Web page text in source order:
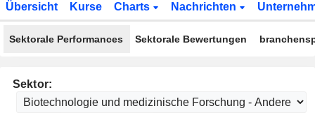
Übersicht Kurse Charts Nachrichten
Sektorale Performances Sektorale Bewertungen
Sektor: